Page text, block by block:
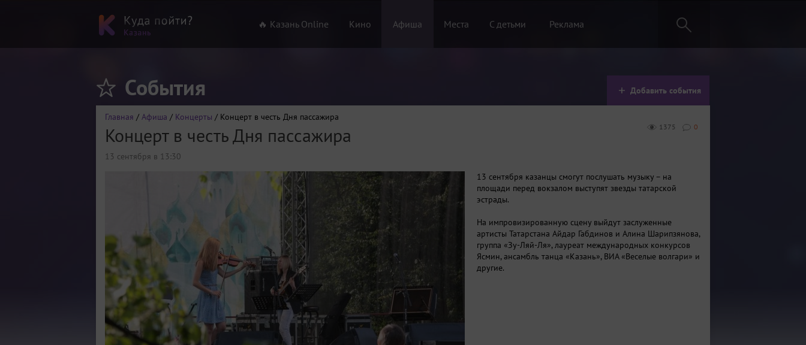
🔥 Казань Online Кино Афиша Места С детьми Реклама
События Добавить события
Главная / Афиша / Концерты / Концерт в честь Дня пассажира
0
1375
Концерт в честь Дня пассажира
13 сентября в 13:30
13 сентября казанцы смогут послушать музыку – на
площади перед вокзалом выступят звезды татарской
эстрады.
На импровизированную сцену выйдут заслуженные
артисты Татарстана Айдар Габдинов и Алина Шарипзянова,
группа «Зу-Ляй-Ля», лауреат международных конкурсов
Ясмин, ансамбль танца «Казань», ВИА «Веселые волгари» и
другие.